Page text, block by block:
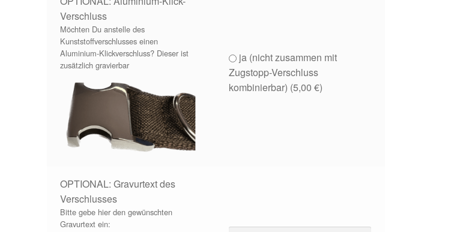
Verschluss
Möchten Du anstelle des
Kunststoffverschlusses einen
Aluminium-Klickverschluss? Dieser ist
zusätzlich gravierbar
ja (nicht zusammen mit
Zugstopp-Verschluss
kombinierbar) (5,00€)
OPTIONAL: Gravurtext des
Verschlusses
Bitte gebe hier den gewünschten
Gravurtext ein: